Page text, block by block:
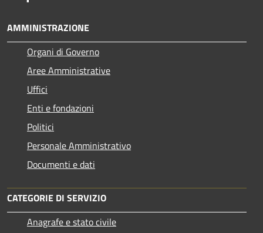
AMMINISTRAZIONE
Organi di Governo
Aree Amministrative
Uffici
Enti e fondazioni
Politici
Personale Amministrativo
Documenti e dati
CATEGORIE DI SERVIZIO
Anagrafe e stato civile